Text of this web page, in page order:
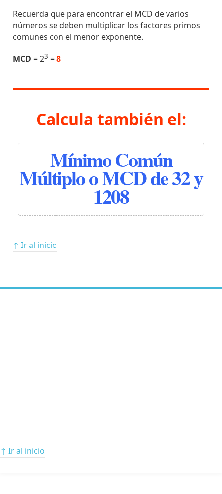
Recuerda que para encontrar el MCD de varios
números se deben multiplicar los factores primos
comunes con el menor exponente.
MCD = 23 =8
Calcula también el:
Mínimo Común
Múltiplo o MCD de 32 y
1208
↑ Ir al inicio
↑ Ir al inicio